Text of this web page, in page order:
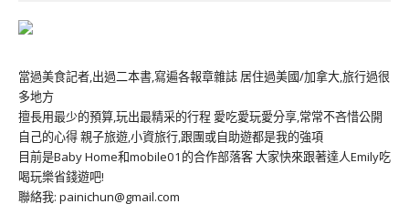
當過美食記者,出過二本書,寫遍各報章雜誌 居住過美國/加拿大,旅行過很
多地方
擅長用最少的預算,玩出最精采的行程 愛吃愛玩愛分享,常常不吝惜公開
自己的心得 親子旅遊,小資旅行,跟團或自助遊都是我的強項
目前是Baby Home和mobile01的合作部落客 大家快來跟著達人Emily吃
喝玩樂省錢遊吧!
聯絡我: painichun@gmail.com